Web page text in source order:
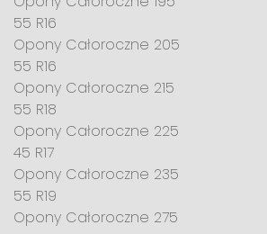
55 R16
Opony Całoroczne 205
55 R16
Opony Całoroczne 215
55 R18
Opony Całoroczne 225
45 R17
Opony Całoroczne 235
55 R19
Opony Całoroczne 275